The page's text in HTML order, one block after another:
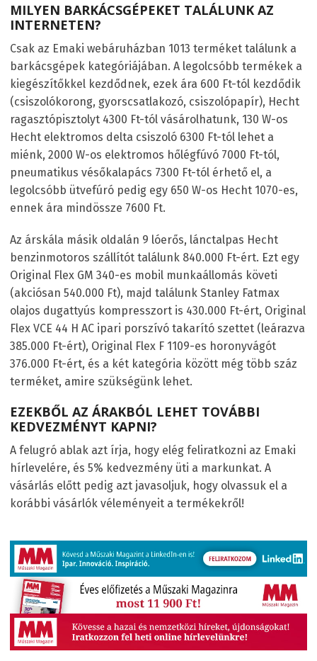
MILYEN BARKÁCSGÉPEKET TALÁLUNK AZ
INTERNETEN?
Csak az Emaki webáruházban 1013 terméket találunk a
barkácsgépek kategóriájában. A legolcsóbb termékek a
kiegészítőkkel kezdődnek, ezek ára 600 Ft-tól kezdődik
(csiszolókorong, gyorscsatlakozó, csiszolópapír), Hecht
ragasztópisztolyt 4300 Ft-tól vásárolhatunk, 130 W-os
Hecht elektromos delta csiszoló 6300 Ft-tól lehet a
miénk, 2000 W-os elektromos hőlégfúvó 7000 Ft-tól,
pneumatikus vésőkalapács 7300 Ft-tól érhető el, a
legolcsóbb ütvefúró pedig egy 650 W-os Hecht 1070-es,
ennek ára mindössze 7600 Ft.
Az árskála másik oldalán 9 lóerős, lánctalpas Hecht
benzinmotoros szállítót találunk 840.000 Ft-ért. Ezt egy
Original Flex GM 340-es mobil munkaállomás követi
(akciósan 540.000 Ft), majd találunk Stanley Fatmax
olajos dugattyús kompresszort is 430.000 Ft-ért, Original
Flex VCE 44 H AC ipari porszívó takarító szettet (leárazva
385.000 Ft-ért), Original Flex F 1109-es horonyvágót
376.000 Ft-ért, és a két kategória között még több száz
terméket, amire szükségünk lehet.
EZEKBŐL AZ ÁRAKBÓL LEHET TOVÁBBI
KEDVEZMÉNYT KAPNI?
A felugró ablak azt írja, hogy elég feliratkozni az Emaki
hírlevelére, és 5% kedvezmény üti a markunkat. A
vásárlás előtt pedig azt javasoljuk, hogy olvassuk el a
korábbi vásárlók véleményeit a termékekről!